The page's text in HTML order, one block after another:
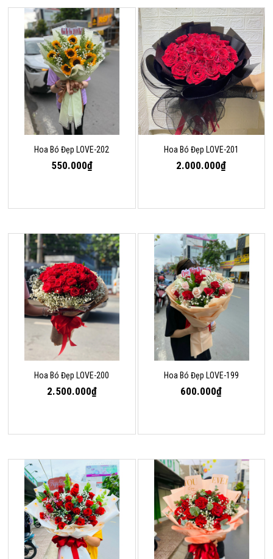
Hoa Bó Đẹp LOVE-202
550.000₫
Hoa Bó Đẹp LOVE-201
2.000.000₫
Hoa Bó Đẹp LOVE-200
2.500.000₫
Hoa Bó Đẹp LOVE-199
600.000₫